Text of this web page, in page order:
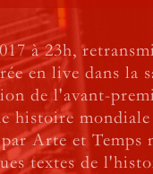
à 23h,
en live dans la
de l'avant-
histoire
Arte et Temps
textes de